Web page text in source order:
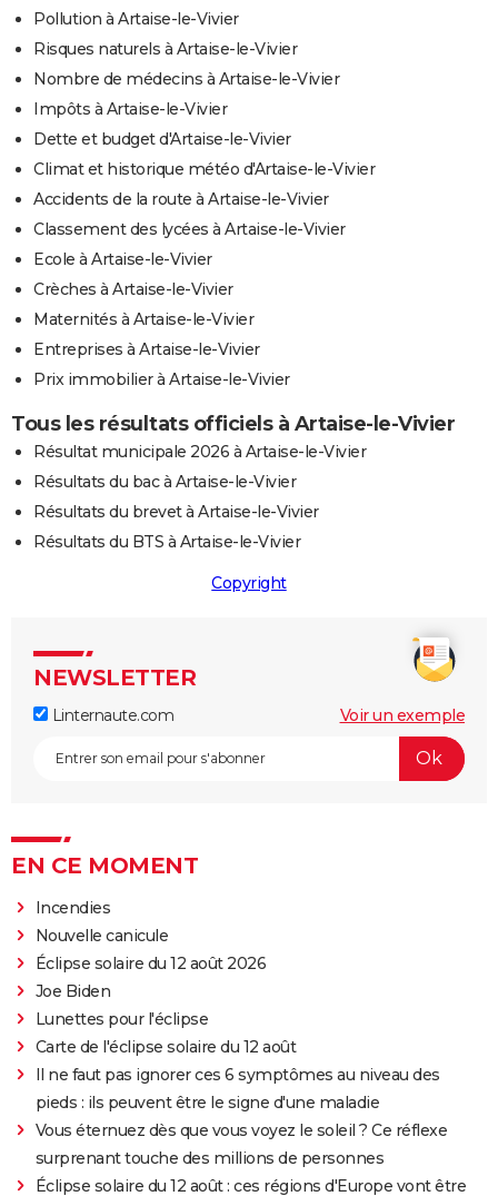
Pollution à Artaise-le-Vivier
Risques naturels à Artaise-le-Vivier
Nombre de médecins à Artaise-le-Vivier
Impôts à Artaise-le-Vivier
Dette et budget d'Artaise-le-Vivier
Climat et historique météo d'Artaise-le-Vivier
Accidents de la route à Artaise-le-Vivier
Classement des lycées à Artaise-le-Vivier
Ecole à Artaise-le-Vivier
Crèches à Artaise-le-Vivier
Maternités à Artaise-le-Vivier
Entreprises à Artaise-le-Vivier
Prix immobilier à Artaise-le-Vivier
Tous les résultats officiels à Artaise-le-Vivier
Résultat municipale 2026 à Artaise-le-Vivier
Résultats du bac à Artaise-le-Vivier
Résultats du brevet à Artaise-le-Vivier
Résultats du BTS à Artaise-le-Vivier
Copyright
NEWSLETTER
Linternaute.com Voir un exemple
EN CE MOMENT
Incendies
Nouvelle canicule
Éclipse solaire du 12 août 2026
Joe Biden
Lunettes pour l'éclipse
Carte de l'éclipse solaire du 12 août
Il ne faut pas ignorer ces 6 symptômes au niveau des
pieds : ils peuvent être le signe d'une maladie
Vous éternuez dès que vous voyez le soleil ? Ce réflexe
surprenant touche des millions de personnes
Éclipse solaire du 12 août : ces régions d'Europe vont être